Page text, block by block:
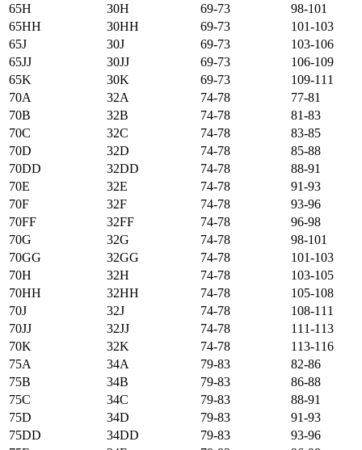
65H
30H 69-73
98-101
65HH
30HH 69-73
101-103
65J
30J 69-73
103-106
65JJ
30JJ 69-73
106-109
65K
30K 69-73
109-111
70А
32А 74-78
77-81
70B
32B 74-78
81-83
70C
32C 74-78
83-85
70D
32D 74-78
85-88
70DD
32DD 74-78
88-91
70E
32E 74-78
91-93
70F
32F 74-78
93-96
70FF
32FF 74-78
96-98
70G
32G 74-78
98-101
70GG
32GG 74-78
101-103
70H
32H 74-78
103-105
70HH
32HH 74-78
105-108
70J
32J 74-78
108-111
70JJ
32JJ 74-78
111-113
70K
32K 74-78
113-116
75А
34А 79-83
82-86
75B
34B 79-83
86-88
75C
34C 79-83
88-91
75D
34D 79-83
91-93
75DD
34DD 79-83
93-96